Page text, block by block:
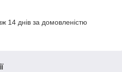
14 днів за домовленістю